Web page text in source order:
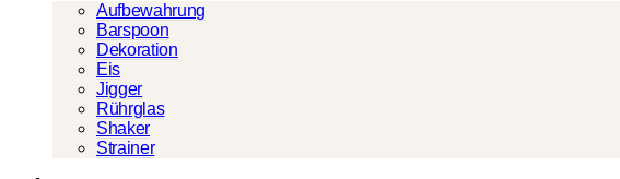
Aufbewahrung
Barspoon
Dekoration
Eis
Jigger
Rührglas
Shaker
Strainer